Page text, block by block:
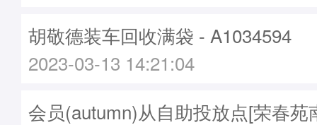
胡敬德装车回收满袋 - A1034594
2023-03-13 14:21:04
会员(autumn)从自助投放点[荣春苑